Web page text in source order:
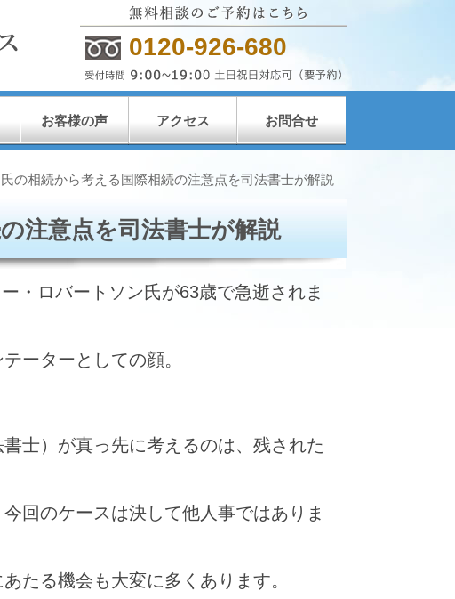
0120-926-680
お客様の声 アクセス お問合せ
の相続から考える国際相続の注意点を司法書士が解説
注意点を司法書士が解説
・ロバートソン氏が63歳で急逝されま
ーターとしての顔。
士）が真っ先に考えるのは、残された
回のケースは決して他人事ではありま
たる機会も大変に多くあります。